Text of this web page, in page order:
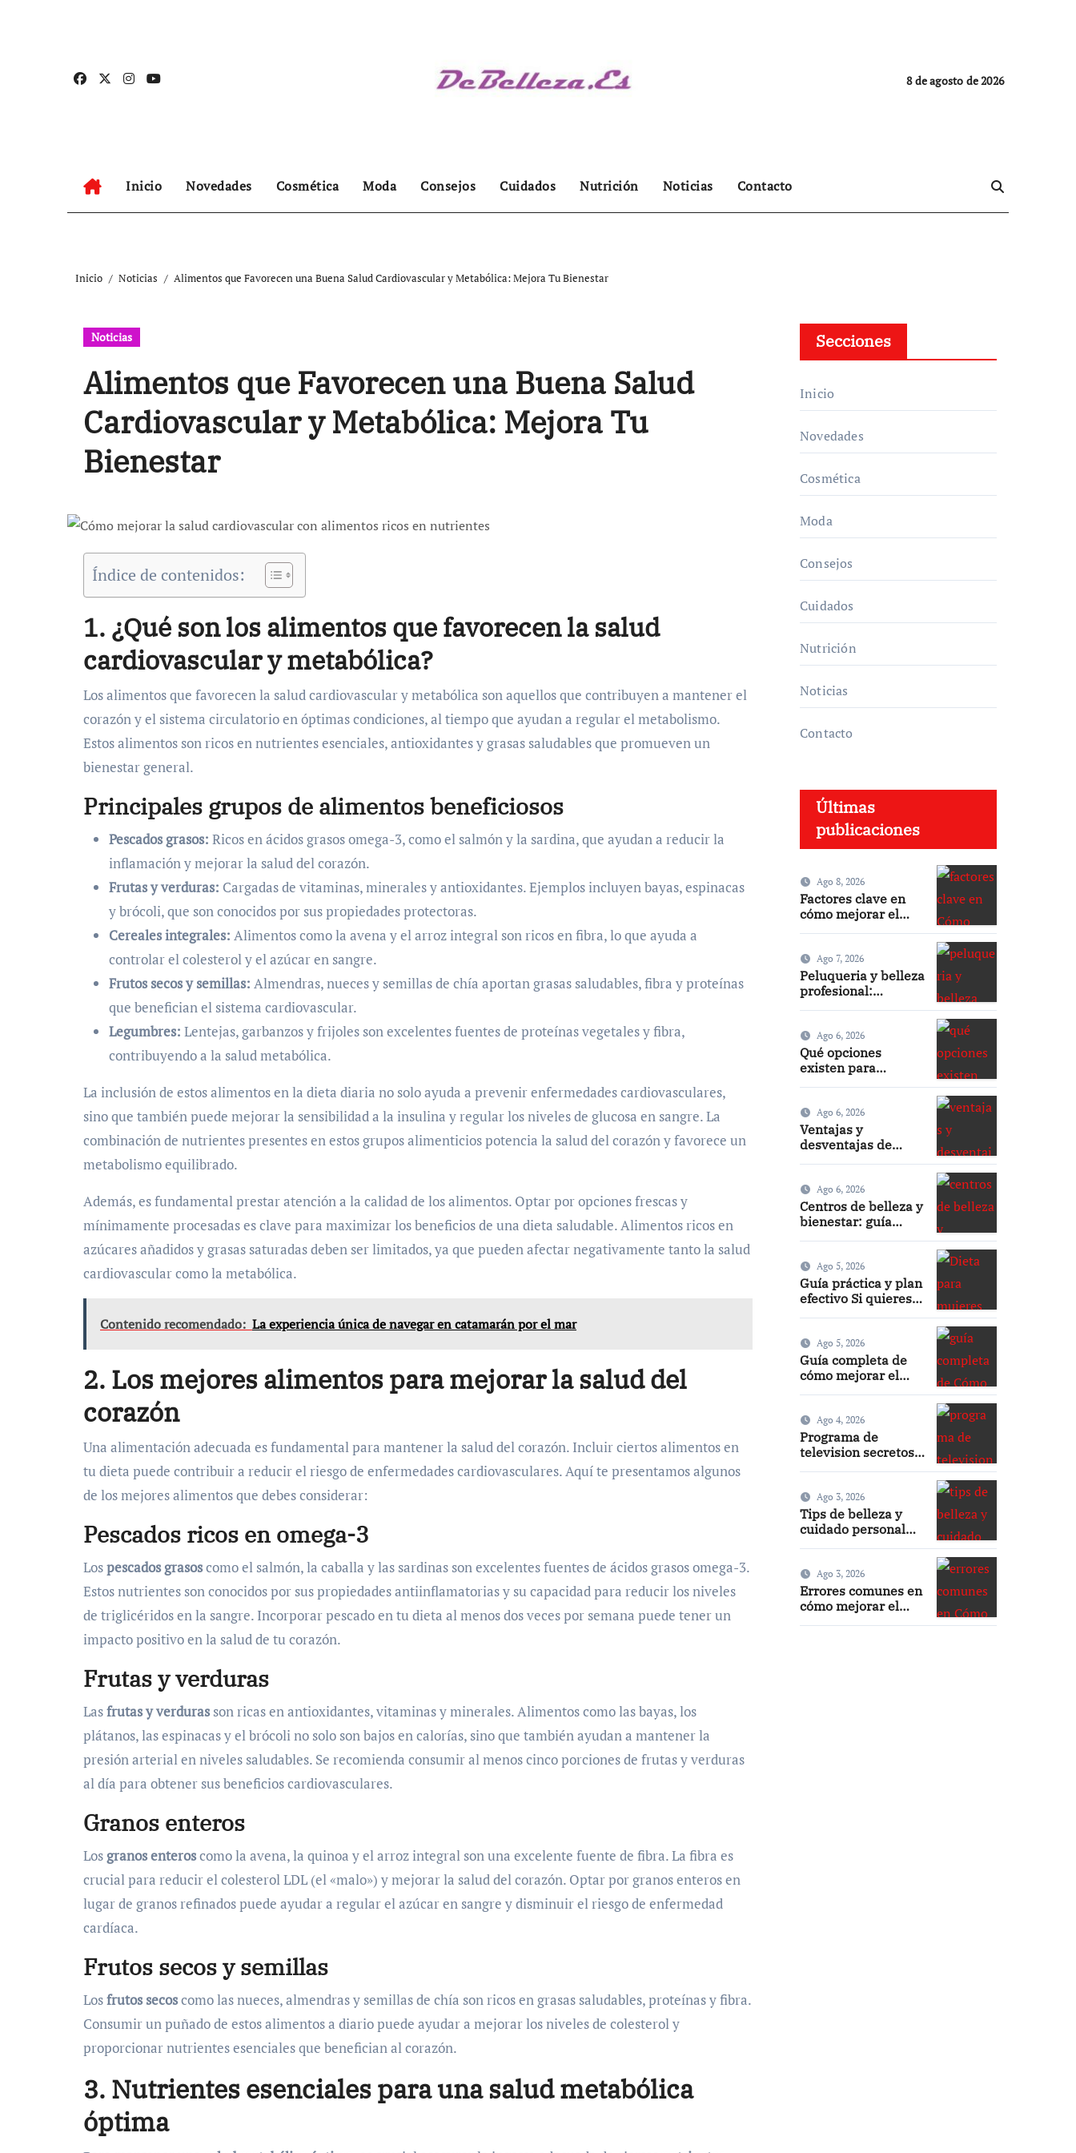
8 de agosto de 2026
Inicio Novedades Cosmética Moda Consejos Cuidados Nutrición Noticias Contacto
Inicio Noticias Alimentos que Favorecen una Buena Salud Cardiovascular y Metabólica: Mejora Tu Bienestar
Noticias
Alimentos que Favorecen una Buena Salud
Cardiovascular y Metabólica: Mejora Tu
Bienestar
Índice de contenidos:
1. ¿Qué son los alimentos que favorecen la salud
cardiovascular y metabólica?
Los alimentos que favorecen la salud cardiovascular y metabólica son aquellos que contribuyen a mantener el
corazón y el sistema circulatorio en óptimas condiciones, al tiempo que ayudan a regular el metabolismo.
Estos alimentos son ricos en nutrientes esenciales, antioxidantes y grasas saludables que promueven un
bienestar general.
Principales grupos de alimentos beneficiosos
Pescados grasos: Ricos en ácidos grasos omega-3, como el salmón y la sardina, que ayudan a reducir la
inflamación y mejorar la salud del corazón.
Frutas y verduras: Cargadas de vitaminas, minerales y antioxidantes. Ejemplos incluyen bayas, espinacas
y brócoli, que son conocidos por sus propiedades protectoras.
Cereales integrales: Alimentos como la avena y el arroz integral son ricos en fibra, lo que ayuda a
controlar el colesterol y el azúcar en sangre.
Frutos secos y semillas: Almendras, nueces y semillas de chía aportan grasas saludables, fibra y proteínas
que benefician el sistema cardiovascular.
Legumbres: Lentejas, garbanzos y frijoles son excelentes fuentes de proteínas vegetales y fibra,
contribuyendo a la salud metabólica.
La inclusión de estos alimentos en la dieta diaria no solo ayuda a prevenir enfermedades cardiovasculares,
sino que también puede mejorar la sensibilidad a la insulina y regular los niveles de glucosa en sangre. La
combinación de nutrientes presentes en estos grupos alimenticios potencia la salud del corazón y favorece un
metabolismo equilibrado.
Además, es fundamental prestar atención a la calidad de los alimentos. Optar por opciones frescas y
mínimamente procesadas es clave para maximizar los beneficios de una dieta saludable. Alimentos ricos en
azúcares añadidos y grasas saturadas deben ser limitados, ya que pueden afectar negativamente tanto la salud
cardiovascular como la metabólica.
Contenido recomendado: La experiencia única de navegar en catamarán por el mar
2. Los mejores alimentos para mejorar la salud del
corazón
Una alimentación adecuada es fundamental para mantener la salud del corazón. Incluir ciertos alimentos en
tu dieta puede contribuir a reducir el riesgo de enfermedades cardiovasculares. Aquí te presentamos algunos
de los mejores alimentos que debes considerar:
Pescados ricos en omega-3
Lospescados grasoscomo el salmón, la caballa y las sardinas son excelentes fuentes de ácidos grasos omega-3.
Estos nutrientes son conocidos por sus propiedades antiinflamatorias y su capacidad para reducir los niveles
de triglicéridos en la sangre. Incorporar pescado en tu dieta al menos dos veces por semana puede tener un
impacto positivo en la salud de tu corazón.
Frutas y verduras
Lasfrutas y verdurasson ricas en antioxidantes, vitaminas y minerales. Alimentos como las bayas, los
plátanos, las espinacas y el brócoli no solo son bajos en calorías, sino que también ayudan a mantener la
presión arterial en niveles saludables. Se recomienda consumir al menos cinco porciones de frutas y verduras
al día para obtener sus beneficios cardiovasculares.
Granos enteros
Los granos enteroscomo la avena, la quinoa y el arroz integral son una excelente fuente de fibra. La fibra es
crucial para reducir el colesterol LDL (el «malo») y mejorar la salud del corazón. Optar por granos enteros en
lugar de granos refinados puede ayudar a regular el azúcar en sangre y disminuir el riesgo de enfermedad
cardíaca.
Frutos secos y semillas
Losfrutos secoscomo las nueces, almendras y semillas de chía son ricos en grasas saludables, proteínas y fibra.
Consumir un puñado de estos alimentos a diario puede ayudar a mejorar los niveles de colesterol y
proporcionar nutrientes esenciales que benefician al corazón.
3. Nutrientes esenciales para una salud metabólica
óptima
Secciones
Inicio
Novedades
Cosmética
Moda
Consejos
Cuidados
Nutrición
Noticias
Contacto
Últimas
publicaciones
Ago 8, 2026
Factores clave en
cómo mejorar el
efectivos
Ago 7, 2026
Peluqueria y belleza
profesional:
Ago 6, 2026
Qué opciones
existen para
inspirado en los
años 80: 10 trucos,
productos y paso a
Ago 6, 2026
Ventajas y
desventajas de
embarazo: guía
práctica y segura
Ago 6, 2026
Centros de belleza y
bienestar: guía
Ago 5, 2026
Guía práctica y plan
efectivo Si quieres,
cortas o adaptadas
a Facebook, Google
o meta title
Ago 5, 2026
Guía completa de
cómo mejorar el
prácticos
Ago 4, 2026
Programa de
television secretos
y mejores trucos
2026
Ago 3, 2026
Tips de belleza y
cuidado personal
Ago 3, 2026
Errores comunes en
cómo mejorar el